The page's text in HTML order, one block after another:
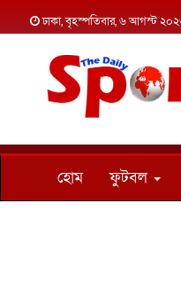
ঢাকা, বৃহস্পতিবার, ৬ আগস্ট
হোম ফুটবল